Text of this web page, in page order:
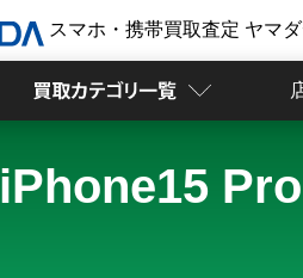
スマホ・携帯買取査定 ヤマ
iPhone15